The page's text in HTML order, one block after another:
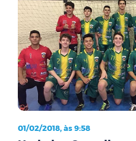
01/02/2018, às 9:58